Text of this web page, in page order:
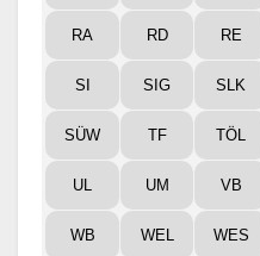
RA RD RE
SI SIG SLK
SÜW TF TÖL
UL UM VB
WB WEL WES